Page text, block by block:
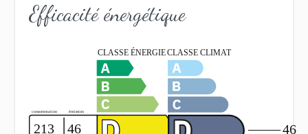
Efficacité énergétique